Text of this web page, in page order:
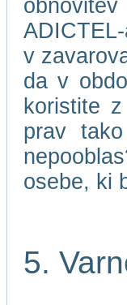
v
da v
koristite
prav
osebe, ki
5.